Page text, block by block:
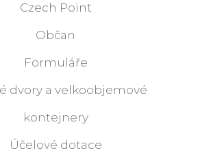
Czech Point
Občan
Formuláře
dvory a velkoobjemové
kontejnery
Účelové dotace